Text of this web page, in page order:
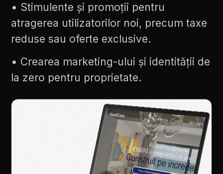
• Stimulente și promoții pentru
atragerea utilizatorilor noi, precum taxe
reduse sau oferte exclusive.
• Crearea marketing-ului și identității de
la zero pentru proprietate.